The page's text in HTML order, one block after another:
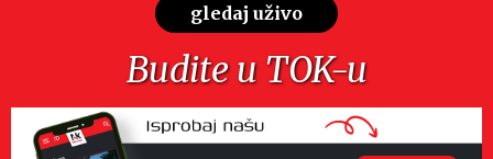
gledaj uživo
Budite u TOK-u